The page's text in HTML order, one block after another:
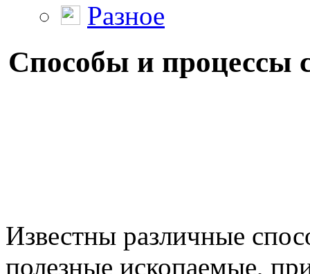
Разное
Способы и процессы
Известны различные
полезные ископаемые,